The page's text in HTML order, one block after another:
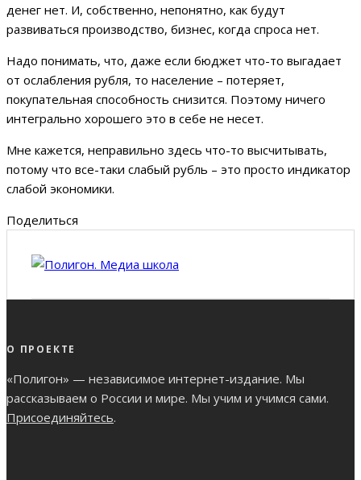
денег нет. И, собственно, непонятно, как будут
развиваться производство, бизнес, когда спроса нет.
Надо понимать, что, даже если бюджет что-то выгадает
от ослабления рубля, то население – потеряет,
покупательная способность снизится. Поэтому ничего
интегрально хорошего это в себе не несет.
Мне кажется, неправильно здесь что-то высчитывать,
потому что все-таки слабый рубль – это просто индикатор
слабой экономики.
Поделиться
О ПРОЕКТЕ
«Полигон» — независимое интернет-издание. Мы
рассказываем о России и мире. Мы учим и учимся сами.
Присоединяйтесь.